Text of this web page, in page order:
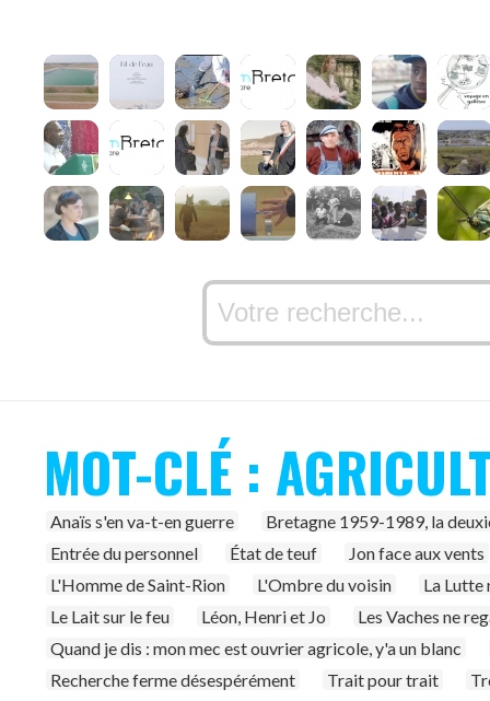
MOT-CLÉ :
Anaïs s'en va-t-en guerre
Bretagne 1959-1989, la
Entrée du personnel
État de teuf
Jon face aux vents
L'Homme de Saint-Rion
L'Ombre du voisin
La Lutte
Le Lait sur le feu
Léon, Henri et Jo
Les Vaches ne
Quand je dis : mon mec est ouvrier agricole, y'a un blanc
Recherche ferme désespérément
Trait pour trait